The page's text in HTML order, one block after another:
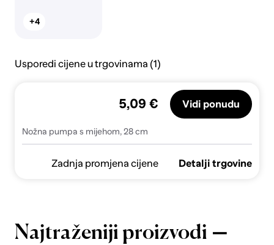
+4
Usporedi cijene u trgovinama (1)
Nožna pumpa s mijehom, 28 cm
5,09 € Vidi ponudu
Zadnja promjena cijene Detalji trgovine
Najtraženiji proizvodi —